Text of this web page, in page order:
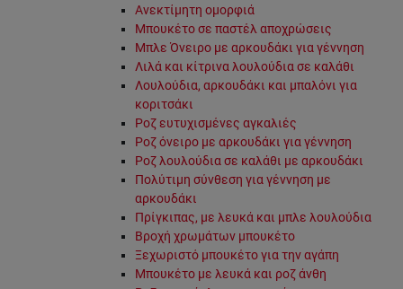
Ανεκτίμητη ομορφιά
Μπουκέτο σε παστέλ αποχρώσεις
Μπλε Όνειρο με αρκουδάκι για γέννηση
Λιλά και κίτρινα λουλούδια σε καλάθι
Λουλούδια, αρκουδάκι και μπαλόνι για
κοριτσάκι
Ροζ ευτυχισμένες αγκαλιές
Ροζ όνειρο με αρκουδάκι για γέννηση
Ροζ λουλούδια σε καλάθι με αρκουδάκι
Πολύτιμη σύνθεση για γέννηση με
αρκουδάκι
Πρίγκιπας, με λευκά και μπλε λουλούδια
Βροχή χρωμάτων μπουκέτο
Ξεχωριστό μπουκέτο για την αγάπη
Μπουκέτο με λευκά και ροζ άνθη